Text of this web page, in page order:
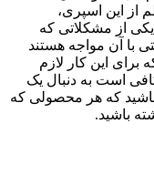
از این اسپری،
یکی از مشکلاتی که
با آن مواجه هستند
این کار لازم
است به دنبال یک
که هر محصولی که
باشید.